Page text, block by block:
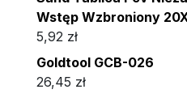
Wstęp Wzbroniony
5,92 zł
Goldtool GCB-026
26,45 zł